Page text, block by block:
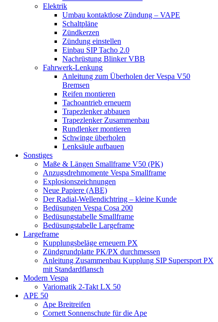
Elektrik
Umbau kontaktlose Zündung – VAPE
Schaltpläne
Zündkerzen
Zündung einstellen
Einbau SIP Tacho 2.0
Nachrüstung Blinker VBB
Fahrwerk-Lenkung
Anleitung zum Überholen der Vespa V50
Bremsen
Reifen montieren
Tachoantrieb erneuern
Trapezlenker abbauen
Trapezlenker Zusammenbau
Rundlenker montieren
Schwinge überholen
Lenksäule aufbauen
Sonstiges
Maße & Längen Smallframe V50 (PK)
Anzugsdrehmomente Vespa Smallframe
Explosionszeichnungen
Neue Papiere (ABE)
Der Radial-Wellendichtring – kleine Kunde
Bedüsungen Vespa Cosa 200
Bedüsungstabelle Smallframe
Bedüsungstabelle Largeframe
Largeframe
Kupplungsbeläge erneuern PX
Zündgrundplatte PK/PX durchmessen
Anleitung Zusammenbau Kupplung SIP Supersport PX
mit Standardflansch
Modern Vespa
Variomatik 2-Takt LX 50
APE 50
Ape Breitreifen
Cornett Sonnenschute für die Ape